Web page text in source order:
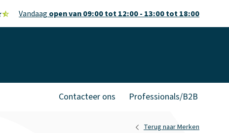
Vandaagopen van 09:00 tot 12:00 - 13:00 tot 18:00
Contacteer ons Professionals/B2B
Terug naar Merken